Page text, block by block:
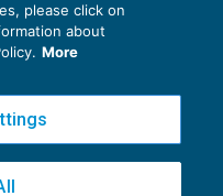
S.p.A.v2.32.4
please click on
about
More